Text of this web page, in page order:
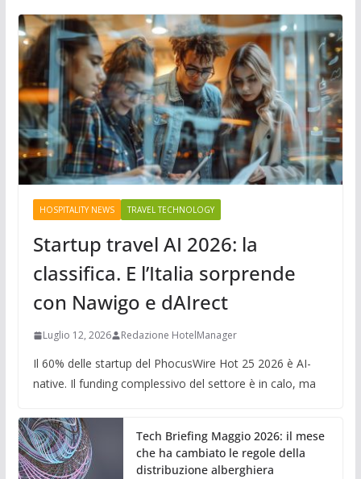
HOSPITALITY NEWS TRAVEL TECHNOLOGY
Startup travel AI 2026: la
classifica. E l’Italia sorprende
con Nawigo e dAIrect
Luglio 12, 2026 Redazione HotelManager
Il 60% delle startup del PhocusWire Hot 25 2026 è AI-
native. Il funding complessivo del settore è in calo, ma
Tech Briefing Maggio 2026: il mese
che ha cambiato le regole della
distribuzione alberghiera